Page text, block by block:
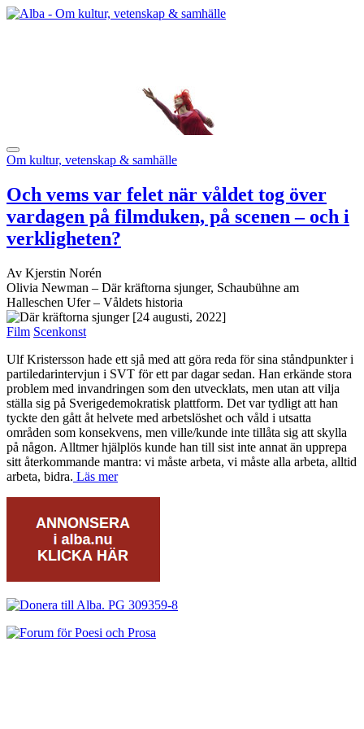
Om kultur, vetenskap & samhälle
Och vems var felet när våldet tog över
vardagen på filmduken, på scenen – och i
verkligheten?
Av Kjerstin Norén
Olivia Newman – Där kräftorna sjunger, Schaubühne am
Halleschen Ufer – Våldets historia
[24 augusti, 2022]
Film Scenkonst
Ulf Kristersson hade ett sjå med att göra reda för sina ståndpunkter i
partiledarintervjun i SVT för ett par dagar sedan. Han erkände stora
problem med invandringen som den utvecklats, men utan att vilja
ställa sig på Sverigedemokratisk plattform. Det var tydligt att han
tyckte den gått åt helvete med arbetslöshet och våld i utsatta
områden som konsekvens, men ville/kunde inte tillåta sig att skylla
på någon. Alltmer hjälplös kunde han till sist inte annat än upprepa
sitt återkommande mantra: vi måste arbeta, vi måste alla arbeta, alltid
arbeta, bidra. Läs mer